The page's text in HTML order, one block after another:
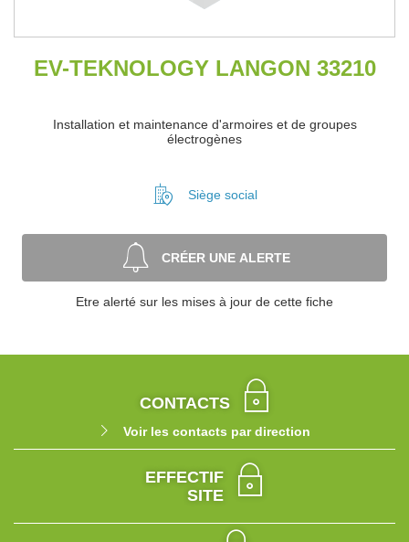
EV-TEKNOLOGY LANGON 33210
Installation et maintenance d'armoires et de groupes
électrogènes
Siège social
CRÉER UNE ALERTE
Etre alerté sur les mises à jour de cette fiche
CONTACTS
Voir les contacts par direction
EFFECTIF
SITE